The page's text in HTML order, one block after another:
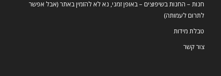
חנות – החנות בשיפוצים – באופן זמני, נא לא להזמין באתר (אבל אפשר
לתרום לעמותה)
טבלת מידות
צור קשר